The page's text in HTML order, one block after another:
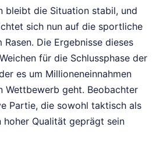
bleibt die Situation stabil, und
sich nun auf die sportliche
Die Ergebnisse dieses
für die Schlussphase der
es um Millioneneinnahmen
Wettbewerb geht. Beobachter
Partie, die sowohl taktisch als
Qualität geprägt sein